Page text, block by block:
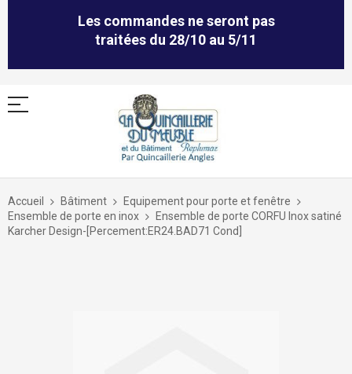
Les commandes ne seront pas
traitées du 28/10 au 5/11
Allez
contenu
Accueil Bâtiment
Equipement pour porte et fenêtre
Ensemble de porte en inox
Ensemble de porte CORFU Inox satiné
Karcher Design-[Percement:ER24.BAD71 Cond]